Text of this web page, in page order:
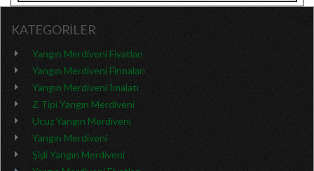
KATEGORİLER
Yangın Merdiveni Fiyatları
Yangın Merdiveni Firmaları
Yangın Merdiveni İmalatı
Z Tipi Yangın Merdiveni
Ucuz Yangın Merdiveni
Yangın Merdiveni
Şişli Yangın Merdiveni